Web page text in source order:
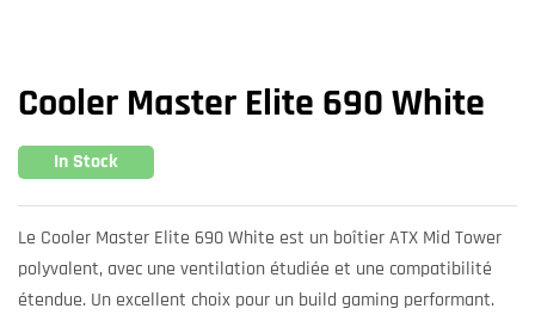
Cooler Master Elite 690 White
In Stock
Le Cooler Master Elite 690 White est un boîtier ATX Mid Tower
polyvalent, avec une ventilation étudiée et une compatibilité
étendue. Un excellent choix pour un build gaming performant.